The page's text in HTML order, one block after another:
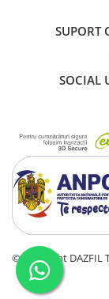
SUPORT
SOCIAL
©Copyright DAZFIL